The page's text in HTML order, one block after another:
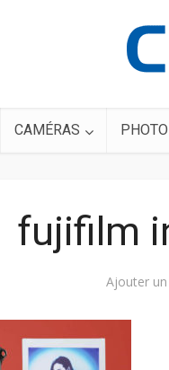
CAMÉRAS PHOTO
fujifilm
Ajouter